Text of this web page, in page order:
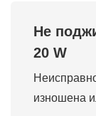
Не
20 W
изношена